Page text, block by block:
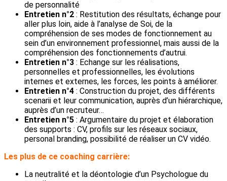
de personnalité
Entretien n°2 : Restitution des résultats, échange pour
aller plus loin, aide à l’analyse de Soi, de la
compréhension de ses modes de fonctionnement au
sein d’un environnement professionnel, mais aussi de la
compréhension des fonctionnements d’autrui.
Entretien n°3 : Echange sur les réalisations,
personnelles et professionnelles, les évolutions
internes et externes, les forces, les points à améliorer.
Entretien n°4 : Construction du projet, des différents
scenarii et leur communication, auprès d’un hiérarchique,
auprès d’un recruteur…
Entretien n°5 : Argumentaire du projet et élaboration
des supports : CV, profils sur les réseaux sociaux,
personal branding, possibilité de réaliser un CV vidéo.
Les plus de ce coaching carrière:
La neutralité et la déontologie d’un Psychologue du